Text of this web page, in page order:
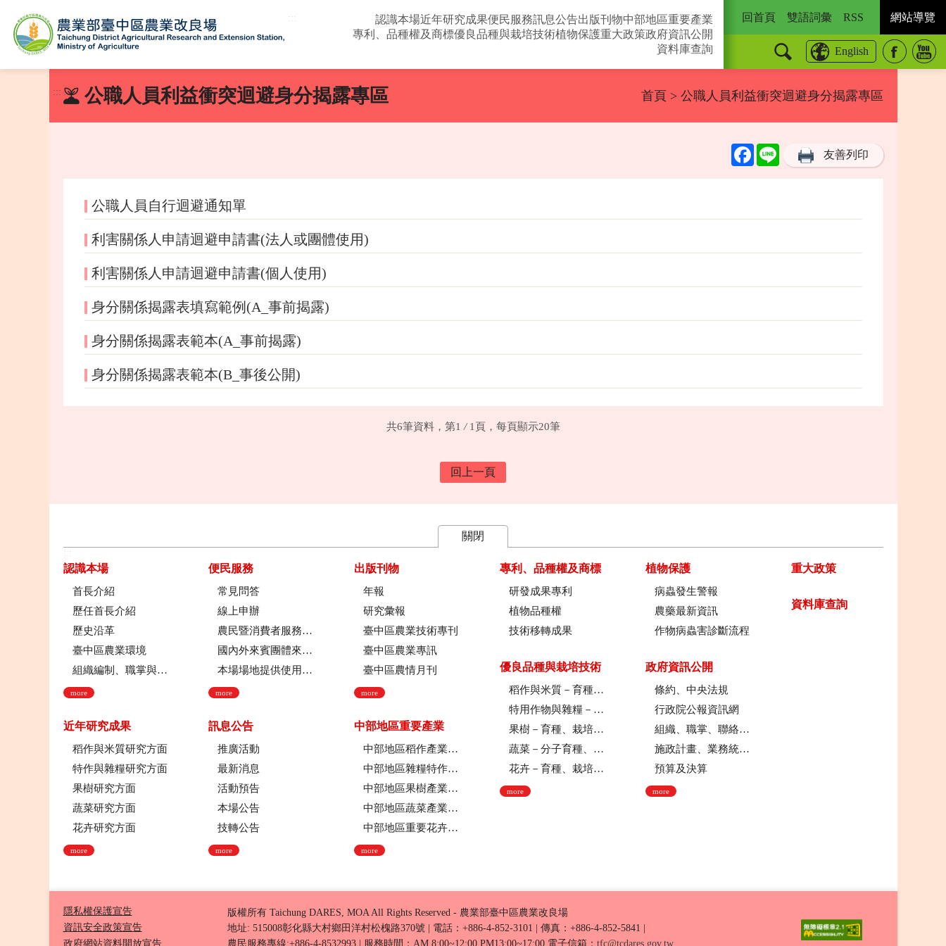
認識本場近年研究成果便民服務訊息公告出版刊物中部地區重要產業
專利、品種權及商標優良品種與栽培技術植物保護重大政策政府資訊公開
資料庫查詢
回首頁 雙語詞彙 RSS 網站導覽
English
::: 公職人員利益衝突迴避身分揭露專區 首頁 > 公職人員利益衝突迴避身分揭露專區
Facebook
Line 友善列印
公職人員自行迴避通知單
利害關係人申請迴避申請書(法人或團體使用)
利害關係人申請迴避申請書(個人使用)
身分關係揭露表填寫範例(A_事前揭露)
身分關係揭露表範本(A_事前揭露)
身分關係揭露表範本(B_事後公開)
共6筆資料，第1 / 1頁，每頁顯示20筆
回上一頁
關閉
認識本場
首長介紹
歷任首長介紹
歷史沿革
臺中區農業環境
組織編制、職掌與架構
more
近年研究成果
稻作與米質研究方面
特作與雜糧研究方面
果樹研究方面
蔬菜研究方面
花卉研究方面
more
便民服務
常見問答
線上申辦
農民暨消費者服務中心
國內外來賓團體來場參訪申請流程
本場場地提供使用管理規定
more
訊息公告
推廣活動
最新消息
活動預告
本場公告
技轉公告
more
出版刊物
年報
研究彙報
臺中區農業技術專刊
臺中區農業專訊
臺中區農情月刊
more
中部地區重要產業
中部地區稻作產業現況
中部地區雜糧特作產業現況
中部地區果樹產業現況
中部地區蔬菜產業現況
中部地區重要花卉產業現況
more
專利、品種權及商標
研發成果專利
植物品種權
技術移轉成果
優良品種與栽培技術
稻作與米質－育種、栽培技術、綜合、稻米品質
特用作物與雜糧－育種、栽培技術
果樹－育種、栽培技術
蔬菜－分子育種、育種、栽培技術
花卉－育種、栽培技術、採後技術、組織培養、園藝療育、產業推廣
more
植物保護
病蟲發生警報
農藥最新資訊
作物病蟲害診斷流程
政府資訊公開
條約、中央法規
行政院公報資訊網
組織、職掌、聯絡方式
施政計畫、業務統計及研究報告
預算及決算
more
重大政策
資料庫查詢
隱私權保護宣告
資訊安全政策宣告
政府網站資料開放宣告
版權所有 Taichung DARES, MOA All Rights Reserved - 農業部臺中區農業改良場
地址: 515008彰化縣大村鄉田洋村松槐路370號
電話：+886-4-852-3101 傳真：+886-4-852-5841
農民服務專線:+886-4-8532993
服務時間：AM 8:00~12:00 PM13:00~17:00 電子信箱： tfc@tcdares.gov.tw